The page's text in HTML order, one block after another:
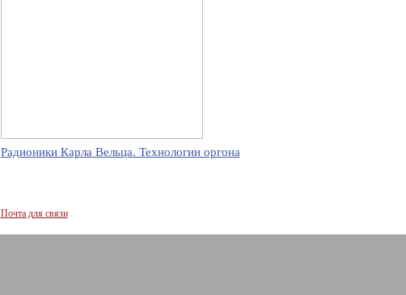
Радионики Карла Вельца. Технологии оргона
Почта для связи